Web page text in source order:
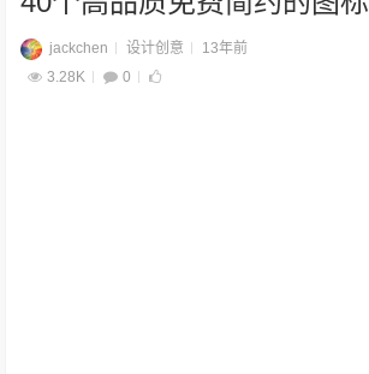
jackchen 设计创意
13年前
3.28K
0